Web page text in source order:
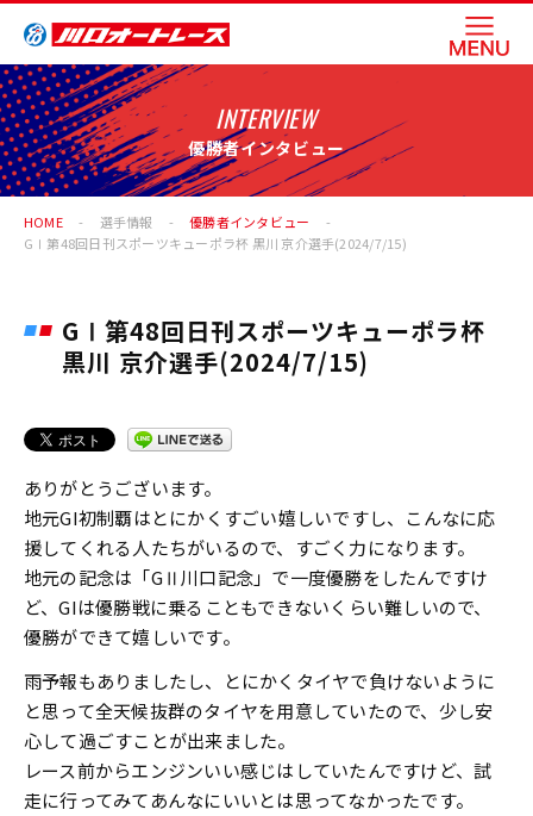
INTERVIEW
優勝者インタビュー
HOME 選手情報
優勝者インタビュー
GⅠ第48回日刊スポーツキューポラ杯 黒川 京介選手(2024/7/15)
GⅠ第48回日刊スポーツキューポラ杯
黒川 京介選手(2024/7/15)
ありがとうございます。
地元GI初制覇はとにかくすごい嬉しいですし、こんなに応
援してくれる人たちがいるので、すごく力になります。
地元の記念は「GⅡ川口記念」で一度優勝をしたんですけ
ど、GIは優勝戦に乗ることもできないくらい難しいので、
優勝ができて嬉しいです。
雨予報もありましたし、とにかくタイヤで負けないように
と思って全天候抜群のタイヤを用意していたので、少し安
心して過ごすことが出来ました。
レース前からエンジンいい感じはしていたんですけど、試
走に行ってみてあんなにいいとは思ってなかったです。